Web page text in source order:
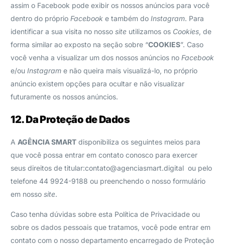
assim o Facebook pode exibir os nossos anúncios para você
dentro do próprio Facebooke também do Instagram. Para
identificar a sua visita no nossosite utilizamos os Cookies , de
forma similar ao exposto na seção sobre “COOKIES”. Caso
você venha a visualizar um dos nossos anúncios no Facebook
e/ou Instagrame não queira mais visualizá-lo, no próprio
anúncio existem opções para ocultar e não visualizar
futuramente os nossos anúncios.
12. Da Proteção de Dados
A AGÊNCIA SMART disponibiliza os seguintes meios para
que você possa entrar em contato conosco para exercer
seus direitos de titular:contato@agenciasmart.digital ou pelo
telefone 44 9924-9188 ou preenchendo o nosso formulário
em nossosite.
Caso tenha dúvidas sobre esta Política de Privacidade ou
sobre os dados pessoais que tratamos, você pode entrar em
contato com o nosso departamento encarregado de Proteção